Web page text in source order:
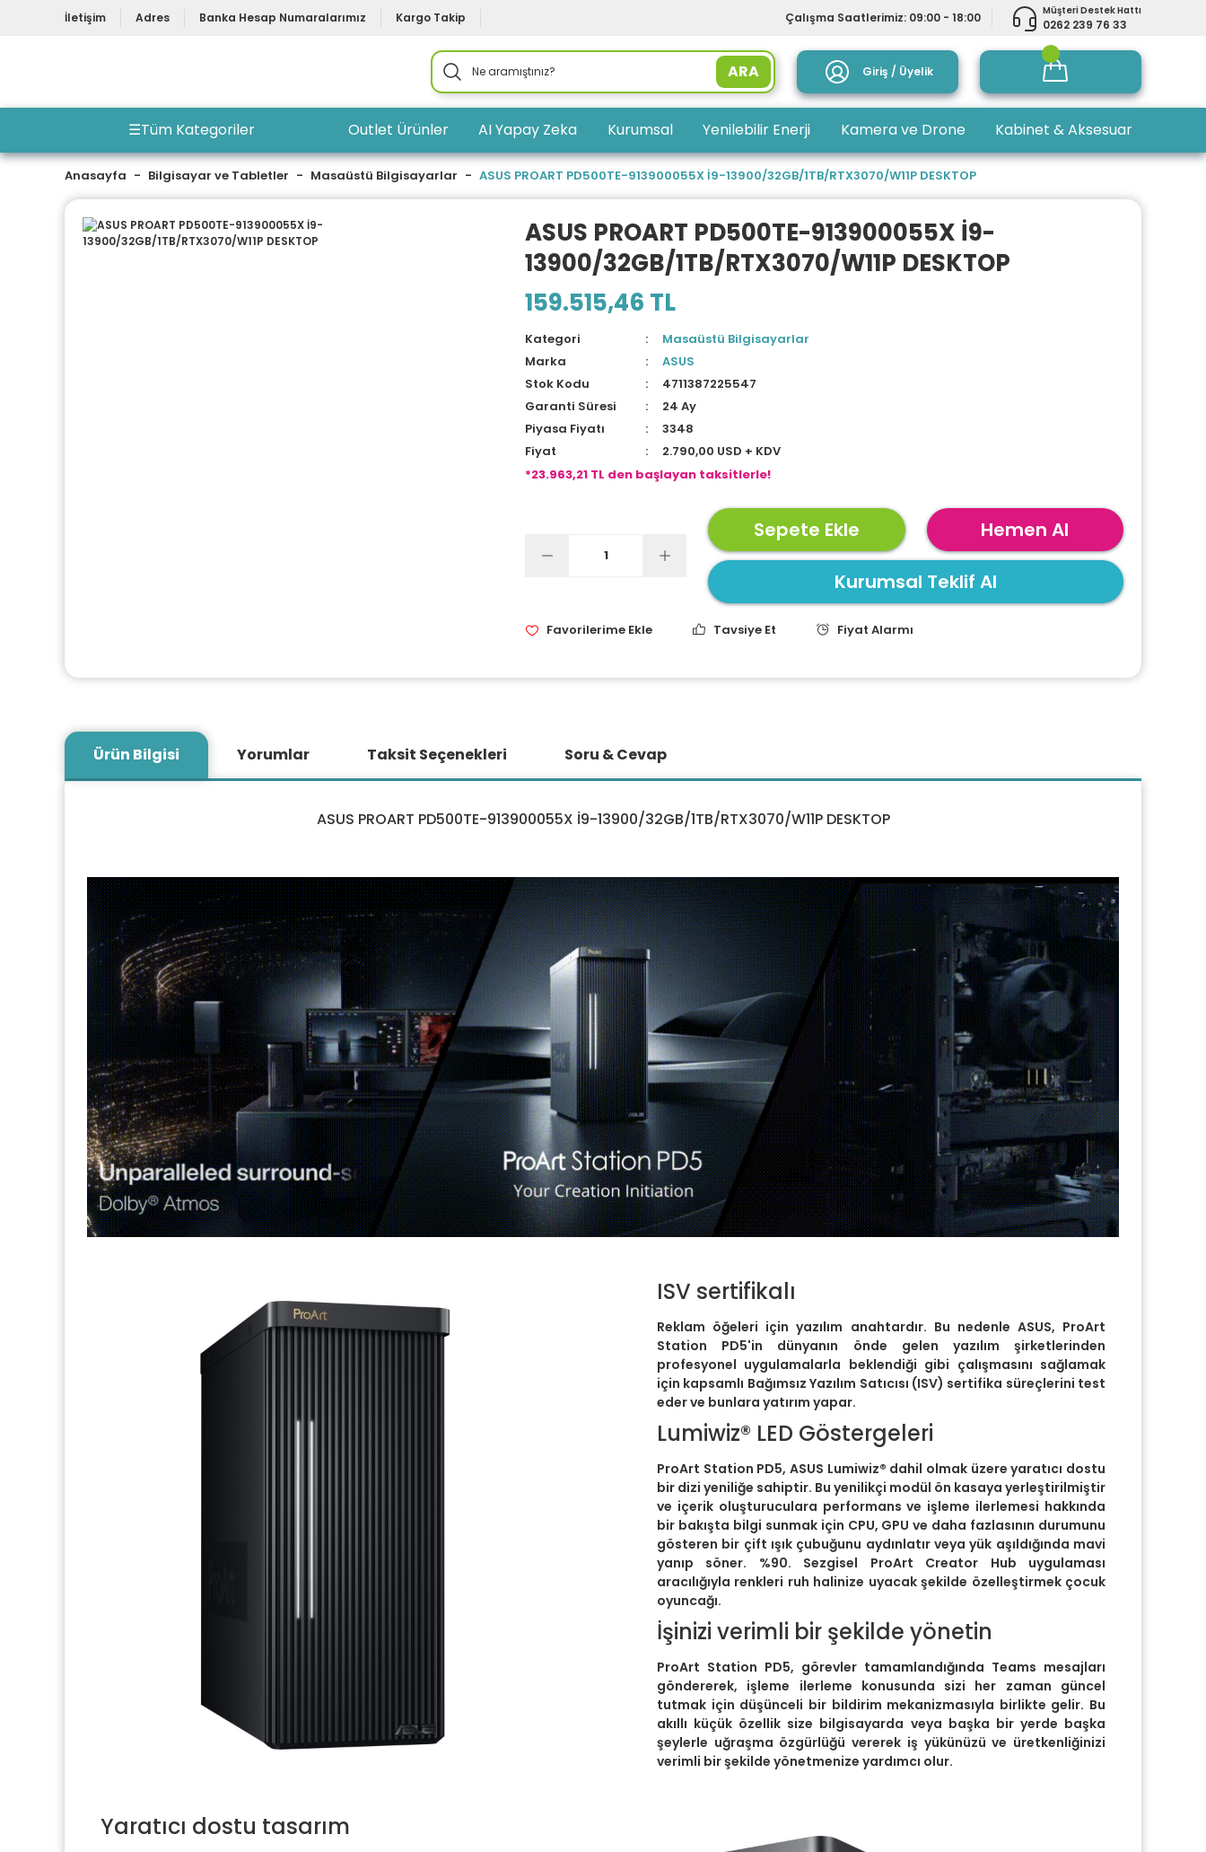
İletişim Adres Banka Hesap Numaralarımız Kargo Takip Çalışma Saatlerimiz: 09:00 - 18:00 Müşteri Destek Hattı
0262 239 76 33
ARA Giriş / Üyelik
☰Tüm Kategoriler Outlet Ürünler AI Yapay Zeka Kurumsal Yenilebilir Enerji Kamera ve Drone Kabinet & Aksesuar
Anasayfa Bilgisayar ve Tabletler Masaüstü Bilgisayarlar ASUS PROART PD500TE-913900055X İ9-13900/32GB/1TB/RTX3070/W11P DESKTOP
ASUS PROART PD500TE-913900055X İ9-
13900/32GB/1TB/RTX3070/W11P DESKTOP
159.515,46 TL
Kategori
Masaüstü Bilgisayarlar
Marka
ASUS
Stok Kodu
4711387225547
Garanti Süresi
24 Ay
Piyasa Fiyatı
3348
Fiyat
2.790,00 USD + KDV
*23.963,21 TL den başlayan taksitlerle!
Sepete Ekle Hemen Al
Kurumsal Teklif Al
Tavsiye Et Fiyat Alarmı
Ürün Bilgisi Yorumlar Taksit Seçenekleri Soru & Cevap
ASUS PROART PD500TE-913900055X İ9-13900/32GB/1TB/RTX3070/W11P DESKTOP
ISV sertifikalı
Reklam öğeleri için yazılım anahtardır. Bu nedenle ASUS, ProArt
Station PD5'in dünyanın önde gelen yazılım şirketlerinden
profesyonel uygulamalarla beklendiği gibi çalışmasını sağlamak
için kapsamlı Bağımsız Yazılım Satıcısı (ISV) sertifika süreçlerini test
eder ve bunlara yatırım yapar.
Lumiwiz® LED Göstergeleri
ProArt Station PD5, ASUS Lumiwiz® dahil olmak üzere yaratıcı dostu
bir dizi yeniliğe sahiptir. Bu yenilikçi modül ön kasaya yerleştirilmiştir
ve içerik oluşturuculara performans ve işleme ilerlemesi hakkında
bir bakışta bilgi sunmak için CPU, GPU ve daha fazlasının durumunu
gösteren bir çift ışık çubuğunu aydınlatır veya yük aşıldığında mavi
yanıp söner. %90. Sezgisel ProArt Creator Hub uygulaması
aracılığıyla renkleri ruh halinize uyacak şekilde özelleştirmek çocuk
oyuncağı.
İşinizi verimli bir şekilde yönetin
ProArt Station PD5, görevler tamamlandığında Teams mesajları
göndererek, işleme ilerleme konusunda sizi her zaman güncel
tutmak için düşünceli bir bildirim mekanizmasıyla birlikte gelir. Bu
akıllı küçük özellik size bilgisayarda veya başka bir yerde başka
şeylerle uğraşma özgürlüğü vererek iş yükünüzü ve üretkenliğinizi
verimli bir şekilde yönetmenize yardımcı olur.
Yaratıcı dostu tasarım